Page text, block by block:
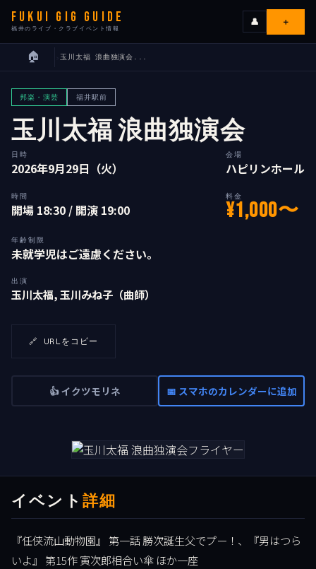
FUKUI GIG GUIDE
福井のライブ・クラブイベント情報
ライブ
カレンダー
会場
エリア
イベンターの皆様へ
👤 ＋
🏠 玉川太福 浪曲独演会...
邦楽・演芸 福井駅前
玉川太福 浪曲独演会
日時
2026年9月29日（火）
会場
ハピリンホール
時間
開場 18:30 / 開演 19:00
料金
¥1,000〜
年齢制限
未就学児はご遠慮ください。
出演
玉川太福, 玉川みね子（曲師）
🔗 URLをコピー
👍 イクツモリネ 📅 スマホのカレンダーに追加
イベント 詳細
『任侠流山動物園』 第一話 勝次誕生父でプー！、『男はつら
いよ』 第15作 寅次郎相合い傘 ほか一座